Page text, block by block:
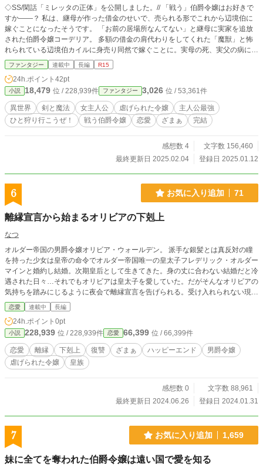
◇SS/閑話「ミレッタの正体」を公開しました。// 「戦う」伯爵令嬢はお好きで
すか――？ 私は、継母が作った借金のせいで、売られる形でこれから辺境伯に
嫁ぐことになったそうです。 「お前の居場所なんてない」と継母に実家を追放
された伯爵令嬢コーデリア。 多額の借金の肩代わりをしてくれた「魔獣」と怖
れられている辺境伯カイルに身売り同然で嫁ぐことに。実母の死、実父の病によ
って継母と義妹に虐げられて育った彼女には、とある秘密があった。 そんなコ
ーデリアに待ち受けていたのは、聖女に見捨てられた荒廃した領地と魔獣の脅
威、そして最凶と恐れられる夫との悲惨な生活――、ではなく。 「今日もひと
狩り行こうぜ」的なノリで親しく話しかけてくる朗らかな領民と、彼らに慕われ
るたくましくも心優しい「旦那様」で？？ ――義母が放置してくれたおかげで
伸び伸びこっそりひっそり、自分で剣と魔法の腕を磨いていてよかったです。
騎士団も唸る腕前を見せる「武闘派」伯爵元令嬢は、辺境伯夫人として、夫婦二
かげです！いつも読みに来てくださり、本当にありがとうございます！ 読みに
3 HOT 1位 ありがとうございました！！！ 1/17～22 HOT 1位 ファン
タジー 最高7位 ありがとうございました！！！ 1/16 HOT 1位 ファンタ
ジー 15位 ありがとうございました！！！ 1/15 HOT 1位 ファンタジ
ー 21位 ありがとうございました！！！ 1/14 HOT 8位 ありがとうござ
いました！ 1/13 HOT 29位 ありがとうございました！ X（旧Twitter）やっ
rame
ファンタジー 連載中 長編 R15
24h.ポイント 42pt
小説 18,479 位 / 228,939件 ファンタジー 3,026 位 / 53,361件
異世界 剣と魔法 女主人公 虐げられた令嬢
主人公最強
ひと狩り行こうぜ！
戦う伯爵令嬢 恋愛 ざまぁ 完結
感想数 4
文字数 156,460
最終更新日 2025.02.04
登録日 2025.01.12
6 お気に入り追加 71
離縁宣言から始まるオリビアの下剋上
なつ
オルダー帝国の男爵令嬢オリビア・ウォールデン。 派手な銀髪とは真反対の瞳
を持った少女は皇帝の命令でオルダー帝国唯一の皇太子フレデリック・オルダー
マインと婚約し結婚。次期皇后として生きてきた。身の丈に合わない結婚だと冷
遇された日々…それでもオリビアは皇太子を愛していた。だがそんなオリビアの
気持ちを踏みにじるように夜会で離縁宣言を告げられる。受け入れられない現実
に涙を流したその瞬間、地味で暗い瞳だったオリビアの瞳はルビーをはめ込んだ
かのように美しく赤く輝きその瞳は皇族だけが持つと言われる水晶瞳＜すいしょ
うがん＞だった。 瞳の謎を知るために両親の元へ訪れるとオリビアが本当の皇
族であり皇太子フレデリックとの入れ替わりを知る。 水晶瞳には目を合わした
人物を洗脳出来る特別な力が宿っており現皇帝ハロルド・オルダーマインがその
力で兄弟を殺し皇帝になっていた。 オリビアは夜会から連れ出してくれた貴族
派筆頭のレオナード公爵家と協力し皇帝と皇太子への復讐を誓う。 ※ストック
恋愛 連載中 長編
24h.ポイント 0pt
小説 228,939 位 / 228,939件 恋愛 66,399 位 / 66,399件
恋愛 離縁 下剋上 復讐 ざまぁ ハッピーエンド
男爵令嬢
虐げられた令嬢
皇族
感想数 0
文字数 88,961
最終更新日 2024.06.26
登録日 2024.01.31
7 お気に入り追加 1,659
妹に全てを奪われた伯爵令嬢は遠い国で愛を知る